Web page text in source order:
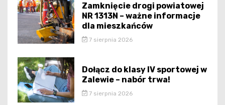
Zamknięcie drogi powiatowej
NR 1313N – ważne informacje
dla mieszkańców
7 sierpnia 2026
Dołącz do klasy IV sportowej w
Zalewie – nabór trwa!
7 sierpnia 2026